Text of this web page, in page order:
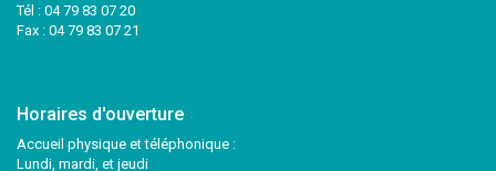
Tél : 04 79 83 07 20
Fax : 04 79 83 07 21
Horaires d'ouverture
Accueil physique et téléphonique :
Lundi, mardi, et jeudi